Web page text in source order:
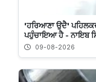
'ਹਰਿਆਣਾ ਉਦੈ'
ਪਹੁੰਚਾਇਆ ਹੈ - ਨਾਇਬ
09-08-2026